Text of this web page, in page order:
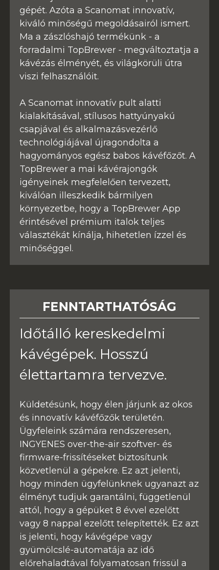
gépét. Azóta a Scanomat innovatív,
kiváló minőségű megoldásairól ismert.
Ma a zászlóshajó termékünk - a
forradalmi TopBrewer - megváltoztatja a
kávézás élményét, és világkörüli útra
viszi felhasználóit.
A Scanomat innovatív pult alatti
kialakításával, stílusos hattyúnyakú
csapjával és alkalmazásvezérlő
technológiájával újragondolta a
hagyományos egész babos kávéfőzőt. A
TopBrewer a mai kávérajongók
igényeinek megfelelően tervezett,
kiválóan illeszkedik bármilyen
környezetbe, hogy a TopBrewer App
érintésével prémium italok teljes
választékát kínálja, hihetetlen ízzel és
minőséggel.
FENNTARTHATÓSÁG
Időtálló kereskedelmi
kávégépek. Hosszú
élettartamra tervezve.
Küldetésünk, hogy élen járjunk az okos
és innovatív kávéfőzők területén.
Ügyfeleink számára rendszeresen,
INGYENES over-the-air szoftver- és
firmware-frissítéseket biztosítunk
közvetlenül a gépekre. Ez azt jelenti,
hogy minden ügyfelünknek ugyanazt az
élményt tudjuk garantálni, függetlenül
attól, hogy a gépüket 8 évvel ezelőtt
vagy 8 nappal ezelőtt telepítették. Ez azt
is jelenti, hogy kávégépe vagy
gyümölcslé-automatája az idő
előrehaladtával folyamatosan frissül a